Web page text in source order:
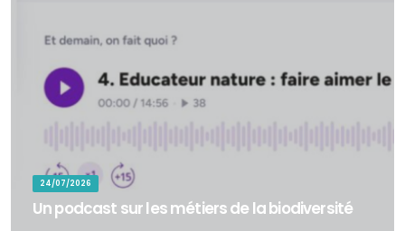
24/07/2026
Un podcast sur les métiers de la biodiversité